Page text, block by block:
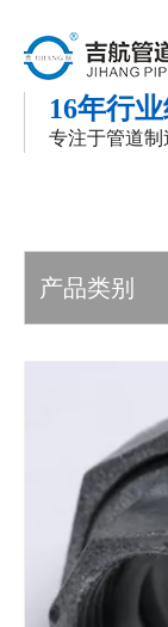
16年行
专注于管道
产品类别